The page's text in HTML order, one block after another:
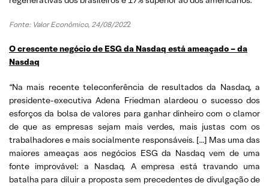
Fonte: Valor Econômico, 24/08/2022
O crescente negócio de ESG da Nasdaq está ameaçado – da
Nasdaq
“Na mais recente teleconferência de resultados da Nasdaq, a
presidente-executiva Adena Friedman alardeou o sucesso dos
esforços da bolsa de valores para ganhar dinheiro com o clamor
de que as empresas sejam mais verdes, mais justas com os
trabalhadores e mais socialmente responsáveis. […] Mas uma das
maiores ameaças aos negócios ESG da Nasdaq vem de uma
fonte improvável: a Nasdaq. A empresa está travando uma
batalha para diluir a proposta sem precedentes de divulgação de